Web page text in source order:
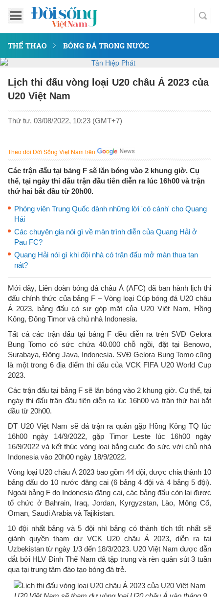
THỂ THAO BÓNG ĐÁ TRONG NƯỚC
Lịch thi đấu vòng loại U20 châu Á 2023 của
U20 Việt Nam
Thứ tư, 03/08/2022, 10:23 (GMT+7)
Theo dõi Đời Sống Việt Nam trên
Các trận đấu tại bảng F sẽ lăn bóng vào 2 khung giờ. Cụ
thể, tại ngày thi đấu trận đầu tiên diễn ra lúc 16h00 và trận
thứ hai bắt đầu từ 20h00.
Phóng viên Trung Quốc dành những lời 'có cánh' cho Quang
Hải
Các chuyên gia nói gì về màn trình diễn của Quang Hải ở
Pau FC?
Quang Hải nói gì khi đội nhà có trận đấu mở màn thua tan
nát?
Mới đây, Liên đoàn bóng đá châu Á (AFC) đã ban hành lịch thi
đấu chính thức của bảng F – Vòng loại Cúp bóng đá U20 châu
Á 2023, bảng đấu có sự góp mặt của U20 Việt Nam, Hồng
Kông, Đông Timor và chủ nhà Indonesia.
Tất cả các trận đấu tại bảng F đều diễn ra trên SVĐ Gelora
Bung Tomo có sức chứa 40.000 chỗ ngồi, đặt tại Benowo,
Surabaya, Đông Java, Indonesia. SVĐ Gelora Bung Tomo cũng
là một trong 6 địa điểm thi đấu của VCK FIFA U20 World Cup
2023.
Các trận đấu tại bảng F sẽ lăn bóng vào 2 khung giờ. Cụ thể, tại
ngày thi đấu trận đầu tiên diễn ra lúc 16h00 và trận thứ hai bắt
đầu từ 20h00.
ĐT U20 Việt Nam sẽ đá trận ra quân gặp Hồng Kông TQ lúc
16h00 ngày 14/9/2022, gặp Timor Leste lúc 16h00 ngày
16/9/2022 và kết thúc vòng loại bằng cuộc đọ sức với chủ nhà
Indonesia vào 20h00 ngày 18/9/2022.
Vòng loại U20 châu Á 2023 bao gồm 44 đội, được chia thành 10
bảng đấu do 10 nước đăng cai (6 bảng 4 đội và 4 bảng 5 đội).
Ngoài bảng F do Indonesia đăng cai, các bảng đấu còn lại được
tổ chức ở Bahrain, Iraq, Jordan, Kyrgyzstan, Lào, Mông Cổ,
Oman, Saudi Arabia và Tajikistan.
10 đội nhất bảng và 5 đội nhì bảng có thành tích tốt nhất sẽ
giành quyền tham dự VCK U20 châu Á 2023, diễn ra tại
Uzbekistan từ ngày 1/3 đến 18/3/2023. U20 Việt Nam được dẫn
dắt bởi HLV Đinh Thế Nam đã tập trung và rèn quân sút 3 tuần
qua tại trung tâm đào tạo bóng đá trẻ.